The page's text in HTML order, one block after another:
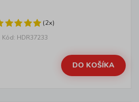
(2x)
Kód: HDR37233
DO KOŠÍKA